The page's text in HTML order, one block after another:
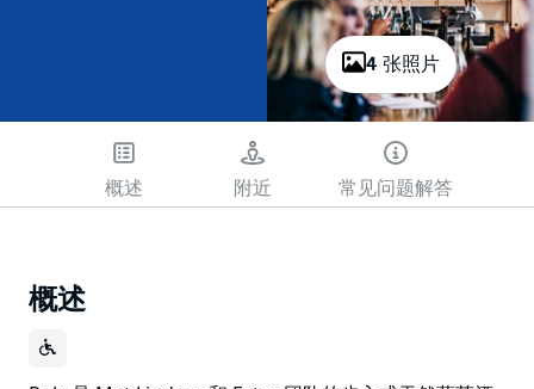
4 张照片
概述 附近 常见问题解答
概述